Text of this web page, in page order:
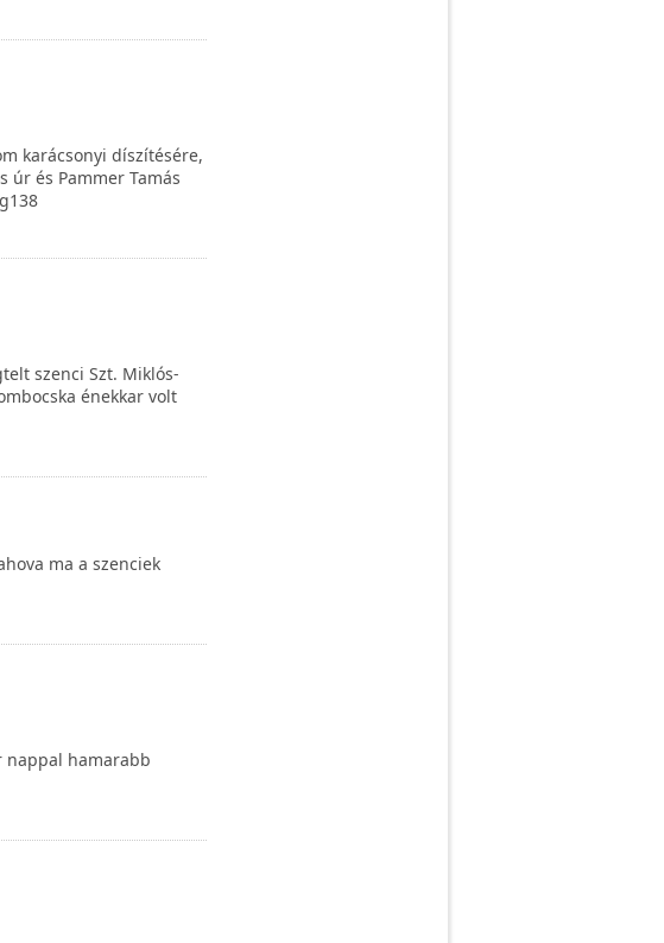
karácsonyi díszítésére,
úr és Pammer Tamás
szenci Szt. Miklós-
énekkar volt
ma a szenciek
nappal hamarabb